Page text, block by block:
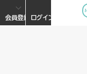
会員登録 ログイン